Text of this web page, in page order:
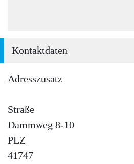
Kontaktdaten
Adresszusatz
Straße
Dammweg 8-10
PLZ
41747